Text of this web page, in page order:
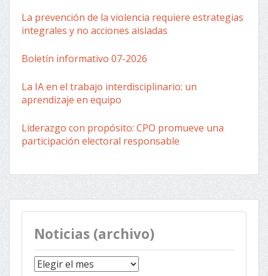
La prevención de la violencia requiere estrategias
integrales y no acciones aisladas
Boletín informativo 07-2026
La IA en el trabajo interdisciplinario: un
aprendizaje en equipo
Liderazgo con propósito: CPO promueve una
participación electoral responsable
Noticias (archivo)
Noticias